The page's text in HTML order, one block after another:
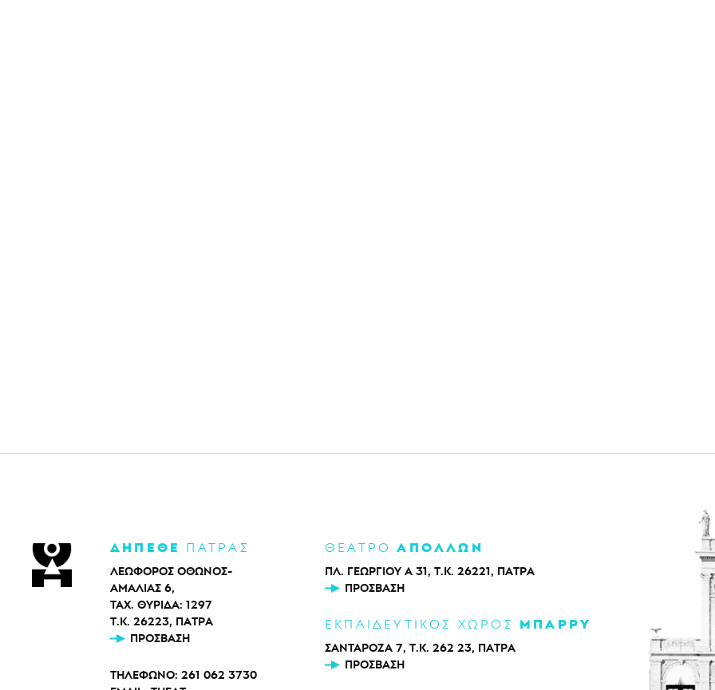
ΔΗΠΕΘΕ ΠΑΤΡΑΣ
ΛΕΩΦΟΡΟΣ ΟΘΩΝΟΣ-
ΑΜΑΛΙΑΣ 6,
ΤΑΧ. ΘΥΡΙΔΑ: 1297
Τ.Κ. 26223, ΠΑΤΡΑ
ΠΡΌΣΒΑΣΗ
ΤΗΛΕΦΩΝΟ: 261 062 3730
ΘΕΑΤΡΟΑΠΟΛΛΩΝ
ΠΛ. ΓΕΩΡΓΙΟΥ Α 31, Τ.Κ. 26221, ΠΑΤΡΑ
ΠΡΌΣΒΑΣΗ
ΕΚΠΑΙΔΕΥΤΙΚΟΣ ΧΩΡΟΣ ΜΠΑΡΡΥ
ΣΑΝΤΑΡΟΖΑ 7, Τ.Κ. 262 23, ΠΑΤΡΑ
ΠΡΌΣΒΑΣΗ